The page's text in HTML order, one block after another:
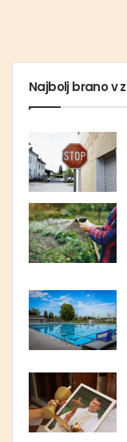
Najbolj brano v